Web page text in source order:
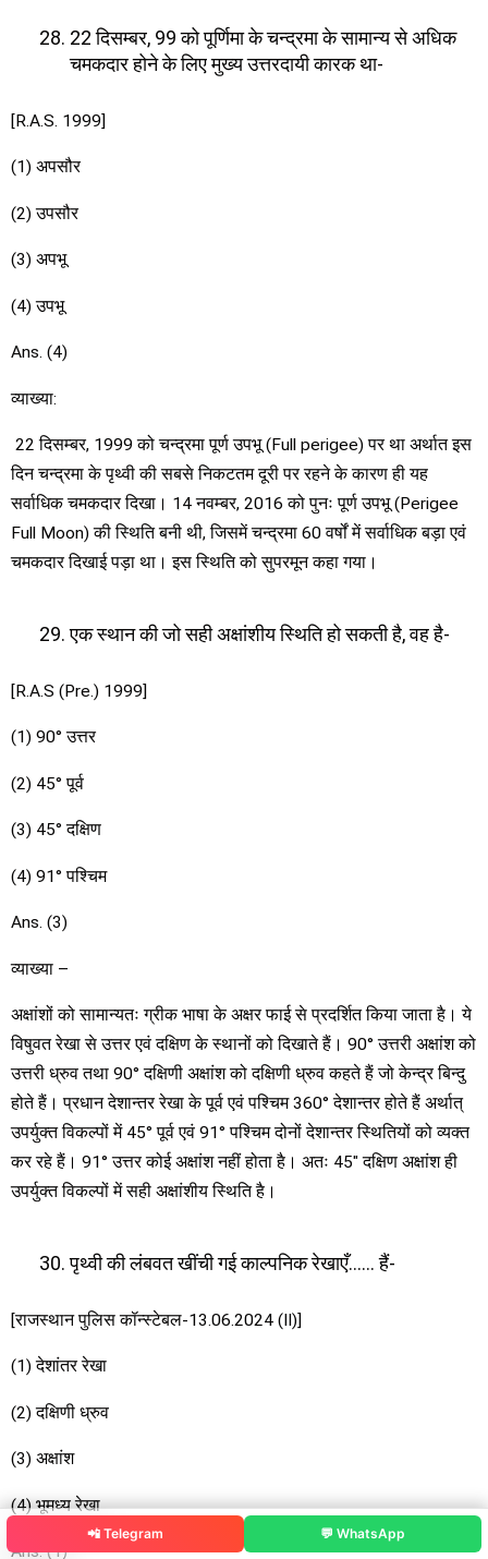
22 दिसम्बर, 99 को पूर्णिमा के चन्द्रमा के सामान्य से अधिक
चमकदार होने के लिए मुख्य उत्तरदायी कारक था-
[R.A.S. 1999]
(1) अपसौर
(2) उपसौर
(3) अपभू
(4) उपभू
Ans. (4)
व्याख्या:
22 दिसम्बर, 1999 को चन्द्रमा पूर्ण उपभू (Full perigee) पर था अर्थात इस
दिन चन्द्रमा के पृथ्वी की सबसे निकटतम दूरी पर रहने के कारण ही यह
सर्वाधिक चमकदार दिखा। 14 नवम्बर, 2016 को पुनः पूर्ण उपभू (Perigee
Full Moon) की स्थिति बनी थी, जिसमें चन्द्रमा 60 वर्षों में सर्वाधिक बड़ा एवं
चमकदार दिखाई पड़ा था। इस स्थिति को सुपरमून कहा गया।
एक स्थान की जो सही अक्षांशीय स्थिति हो सकती है, वह है-
[R.A.S (Pre.) 1999]
(1) 90° उत्तर
(2) 45° पूर्व
(3) 45° दक्षिण
(4) 91° पश्चिम
Ans. (3)
व्याख्या –
अक्षांशों को सामान्यतः ग्रीक भाषा के अक्षर फाई से प्रदर्शित किया जाता है। ये
विषुवत रेखा से उत्तर एवं दक्षिण के स्थानों को दिखाते हैं। 90° उत्तरी अक्षांश को
उत्तरी ध्रुव तथा 90° दक्षिणी अक्षांश को दक्षिणी ध्रुव कहते हैं जो केन्द्र बिन्दु
होते हैं। प्रधान देशान्तर रेखा के पूर्व एवं पश्चिम 360° देशान्तर होते हैं अर्थात्
उपर्युक्त विकल्पों में 45° पूर्व एवं 91° पश्चिम दोनों देशान्तर स्थितियों को व्यक्त
कर रहे हैं। 91° उत्तर कोई अक्षांश नहीं होता है। अतः 45″ दक्षिण अक्षांश ही
उपर्युक्त विकल्पों में सही अक्षांशीय स्थिति है।
पृथ्वी की लंबवत खींची गई काल्पनिक रेखाएँ…… हैं-
[राजस्थान पुलिस कॉन्स्टेबल-13.06.2024 (II)]
(1) देशांतर रेखा
(2) दक्षिणी ध्रुव
(3) अक्षांश
(4) भूमध्य रेखा
Ans. (1)
📲 Telegram 💬 WhatsApp